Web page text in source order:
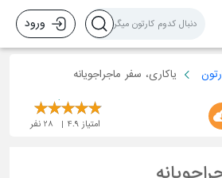
ورود
یاکاری، سفر ماجراجویانه
امتیاز 4.9
28 نفر